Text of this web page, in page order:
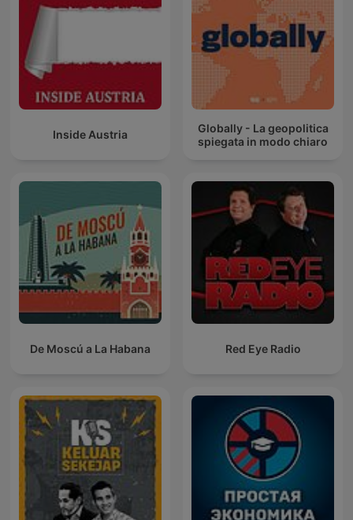
Inside Austria
Globally - La geopolitica
spiegata in modo chiaro
De Moscú a La Habana Red Eye Radio